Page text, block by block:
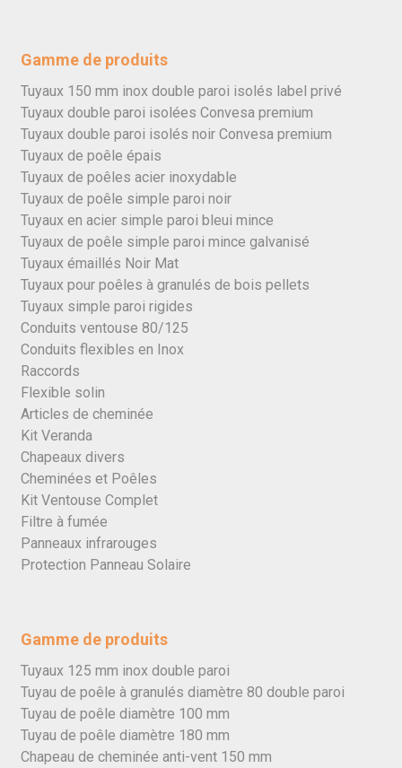
Gamme de produits
Tuyaux 150 mm inox double paroi isolés label privé
Tuyaux double paroi isolées Convesa premium
Tuyaux double paroi isolés noir Convesa premium
Tuyaux de poêle épais
Tuyaux de poêles acier inoxydable
Tuyaux de poêle simple paroi noir
Tuyaux en acier simple paroi bleui mince
Tuyaux de poêle simple paroi mince galvanisé
Tuyaux émaillés Noir Mat
Tuyaux pour poêles à granulés de bois pellets
Tuyaux simple paroi rigides
Conduits ventouse 80/125
Conduits flexibles en Inox
Raccords
Flexible solin
Articles de cheminée
Kit Veranda
Chapeaux divers
Cheminées et Poêles
Kit Ventouse Complet
Filtre à fumée
Panneaux infrarouges
Protection Panneau Solaire
Gamme de produits
Tuyaux 125 mm inox double paroi
Tuyau de poêle à granulés diamètre 80 double paroi
Tuyau de poêle diamètre 100 mm
Tuyau de poêle diamètre 180 mm
Chapeau de cheminée anti-vent 150 mm